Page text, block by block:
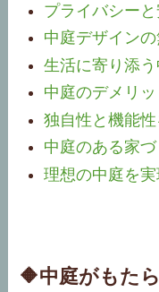
プライバシー
中庭デザイン
生活に寄り添
中庭のデメリ
独自性と機能
中庭のある家
理想の中庭を
🔶中庭がもた